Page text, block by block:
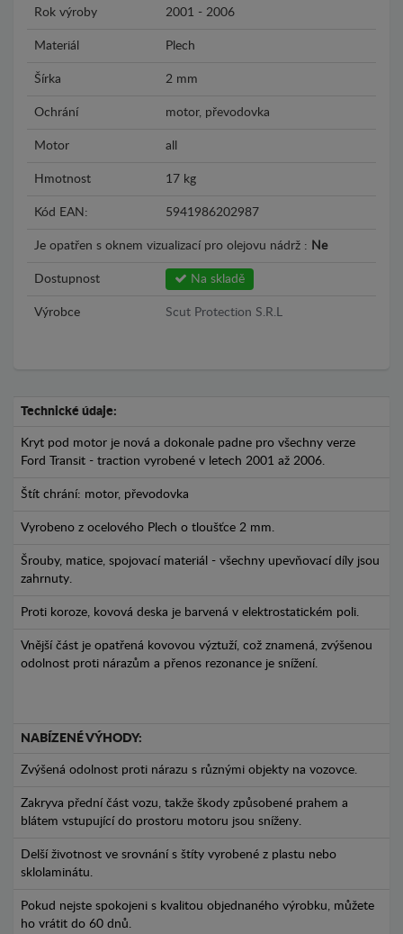
Rok výroby 2001 - 2006
Materiál Plech
Šírka 2 mm
Ochrání motor, převodovka
Motor all
Hmotnost 17 kg
Kód EAN: 5941986202987
Je opatřen s oknem vizualizací pro olejovu nádrž : Ne
Dostupnost Na skladě
Výrobce Scut Protection S.R.L
Technické údaje:
Kryt pod motor je nová a dokonale padne pro všechny verze
Ford Transit - traction vyrobené v letech 2001 až 2006.
Štít chrání: motor, převodovka
Vyrobeno z ocelového Plech o tloušťce 2 mm.
Šrouby, matice, spojovací materiál - všechny upevňovací díly jsou
zahrnuty.
Proti koroze, kovová deska je barvená v elektrostatickém poli.
Vnější část je opatřená kovovou výztuží, což znamená, zvýšenou
odolnost proti nárazům a přenos rezonance je snížení.
NABÍZENÉ VÝHODY:
Zvýšená odolnost proti nárazu s různými objekty na vozovce.
Zakryva přední část vozu, takže škody způsobené prahem a
blátem vstupující do prostoru motoru jsou sníženy.
Delší životnost ve srovnání s štíty vyrobené z plastu nebo
sklolaminátu.
Pokud nejste spokojeni s kvalitou objednaného výrobku, můžete
ho vrátit do 60 dnů.